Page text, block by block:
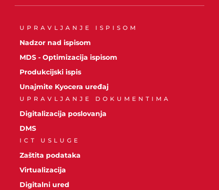
UPRAVLJANJE ISPISOM
Nadzor nad ispisom
MDS - Optimizacija ispisom
Produkcijski ispis
Unajmite Kyocera uređaj
UPRAVLJANJE DOKUMENTIMA
Digitalizacija poslovanja
DMS
ICT USLUGE
Zaštita podataka
Virtualizacija
Digitalni ured